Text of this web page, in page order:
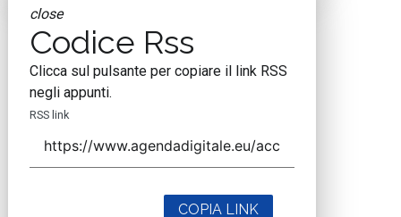
close
Codice Rss
Clicca sul pulsante per copiare il link RSS
negli appunti.
RSS link
COPIA LINK